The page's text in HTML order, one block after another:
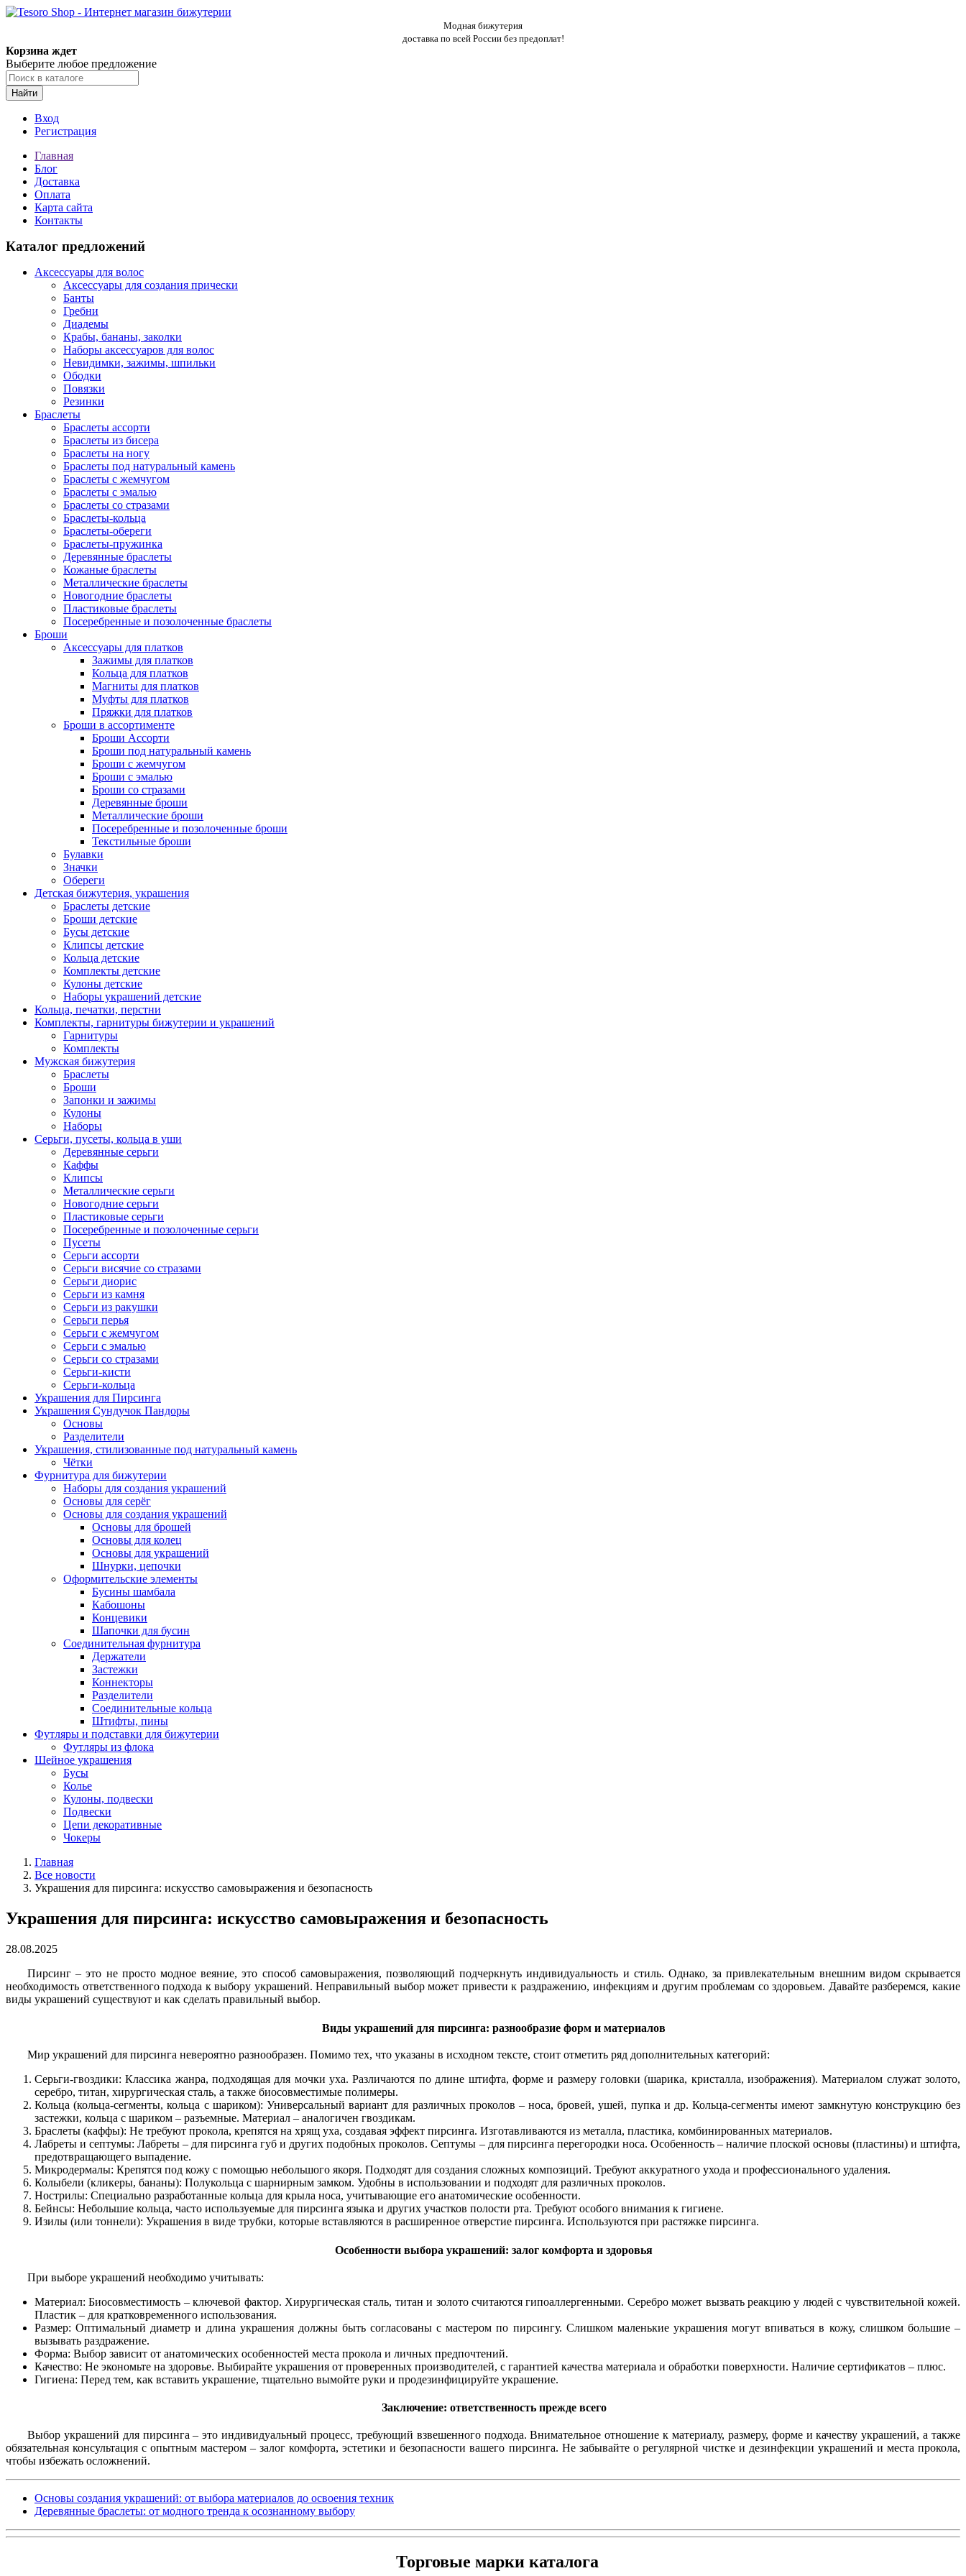
Модная бижутерия
доставка по всей России без предоплат!
Корзина ждет
Выберите любое предложение
Найти
Вход
Регистрация
Главная
Блог
Доставка
Оплата
Карта сайта
Контакты
Каталог предложений
Аксессуары для волос
Аксессуары для создания прически
Банты
Гребни
Диадемы
Крабы, бананы, заколки
Наборы аксессуаров для волос
Невидимки, зажимы, шпильки
Ободки
Повязки
Резинки
Браслеты
Браслеты ассорти
Браслеты из бисера
Браслеты на ногу
Браслеты под натуральный камень
Браслеты с жемчугом
Браслеты с эмалью
Браслеты со стразами
Браслеты-кольца
Браслеты-обереги
Браслеты-пружинка
Деревянные браслеты
Кожаные браслеты
Металлические браслеты
Новогодние браслеты
Пластиковые браслеты
Посеребренные и позолоченные браслеты
Броши
Аксессуары для платков
Зажимы для платков
Кольца для платков
Магниты для платков
Муфты для платков
Пряжки для платков
Броши в ассортименте
Броши Ассорти
Броши под натуральный камень
Броши с жемчугом
Броши с эмалью
Броши со стразами
Деревянные броши
Металлические броши
Посеребренные и позолоченные броши
Текстильные броши
Булавки
Значки
Обереги
Детская бижутерия, украшения
Браслеты детские
Броши детские
Бусы детские
Клипсы детские
Кольца детские
Комплекты детские
Кулоны детские
Наборы украшений детские
Кольца, печатки, перстни
Комплекты, гарнитуры бижутерии и украшений
Гарнитуры
Комплекты
Мужская бижутерия
Браслеты
Броши
Запонки и зажимы
Кулоны
Наборы
Серьги, пусеты, кольца в уши
Деревянные серьги
Каффы
Клипсы
Металлические серьги
Новогодние серьги
Пластиковые серьги
Посеребренные и позолоченные серьги
Пусеты
Серьги ассорти
Серьги висячие со стразами
Серьги диорис
Серьги из камня
Серьги из ракушки
Серьги перья
Серьги с жемчугом
Серьги с эмалью
Серьги со стразами
Серьги-кисти
Серьги-кольца
Украшения для Пирсинга
Украшения Сундучок Пандоры
Основы
Разделители
Украшения, стилизованные под натуральный камень
Чётки
Фурнитура для бижутерии
Наборы для создания украшений
Основы для серёг
Основы для создания украшений
Основы для брошей
Основы для колец
Основы для украшений
Шнурки, цепочки
Оформительские элементы
Бусины шамбала
Кабошоны
Концевики
Шапочки для бусин
Соединительная фурнитура
Держатели
Застежки
Коннекторы
Разделители
Соединительные кольца
Штифты, пины
Футляры и подставки для бижутерии
Футляры из флока
Шейное украшения
Бусы
Колье
Кулоны, подвески
Подвески
Цепи декоративные
Чокеры
Главная
Все новости
Украшения для пирсинга: искусство самовыражения и безопасность
Украшения для пирсинга: искусство самовыражения и безопасность
28.08.2025
Пирсинг – это не просто модное веяние, это способ самовыражения, позволяющий подчеркнуть индивидуальность и стиль. Однако, за привлекательным внешним видом скрывается
необходимость ответственного подхода к выбору украшений. Неправильный выбор может привести к раздражению, инфекциям и другим проблемам со здоровьем. Давайте разберемся, какие
виды украшений существуют и как сделать правильный выбор.
Виды украшений для пирсинга: разнообразие форм и материалов
Мир украшений для пирсинга невероятно разнообразен. Помимо тех, что указаны в исходном тексте, стоит отметить ряд дополнительных категорий:
Серьги-гвоздики: Классика жанра, подходящая для мочки уха. Различаются по длине штифта, форме и размеру головки (шарика, кристалла, изображения). Материалом служат золото,
серебро, титан, хирургическая сталь, а также биосовместимые полимеры.
Кольца (кольца-сегменты, кольца с шариком): Универсальный вариант для различных проколов – носа, бровей, ушей, пупка и др. Кольца-сегменты имеют замкнутую конструкцию без
застежки, кольца с шариком – разъемные. Материал – аналогичен гвоздикам.
Браслеты (каффы): Не требуют прокола, крепятся на хрящ уха, создавая эффект пирсинга. Изготавливаются из металла, пластика, комбинированных материалов.
Лабреты и септумы: Лабреты – для пирсинга губ и других подобных проколов. Септумы – для пирсинга перегородки носа. Особенность – наличие плоской основы (пластины) и штифта,
предотвращающего выпадение.
Микродермалы: Крепятся под кожу с помощью небольшого якоря. Подходят для создания сложных композиций. Требуют аккуратного ухода и профессионального удаления.
Колыбели (кликеры, бананы): Полукольца с шарнирным замком. Удобны в использовании и подходят для различных проколов.
Нострилы: Специально разработанные кольца для крыла носа, учитывающие его анатомические особенности.
Бейнсы: Небольшие кольца, часто используемые для пирсинга языка и других участков полости рта. Требуют особого внимания к гигиене.
Изилы (или тоннели): Украшения в виде трубки, которые вставляются в расширенное отверстие пирсинга. Используются при растяжке пирсинга.
Особенности выбора украшений: залог комфорта и здоровья
При выборе украшений необходимо учитывать:
Материал: Биосовместимость – ключевой фактор. Хирургическая сталь, титан и золото считаются гипоаллергенными. Серебро может вызвать реакцию у людей с чувствительной кожей.
Пластик – для кратковременного использования.
Размер: Оптимальный диаметр и длина украшения должны быть согласованы с мастером по пирсингу. Слишком маленькие украшения могут впиваться в кожу, слишком большие –
вызывать раздражение.
Форма: Выбор зависит от анатомических особенностей места прокола и личных предпочтений.
Качество: Не экономьте на здоровье. Выбирайте украшения от проверенных производителей, с гарантией качества материала и обработки поверхности. Наличие сертификатов – плюс.
Гигиена: Перед тем, как вставить украшение, тщательно вымойте руки и продезинфицируйте украшение.
Заключение: ответственность прежде всего
Выбор украшений для пирсинга – это индивидуальный процесс, требующий взвешенного подхода. Внимательное отношение к материалу, размеру, форме и качеству украшений, а также
обязательная консультация с опытным мастером – залог комфорта, эстетики и безопасности вашего пирсинга. Не забывайте о регулярной чистке и дезинфекции украшений и места прокола,
чтобы избежать осложнений.
Основы создания украшений: от выбора материалов до освоения техник
Деревянные браслеты: от модного тренда к осознанному выбору
Торговые марки каталога